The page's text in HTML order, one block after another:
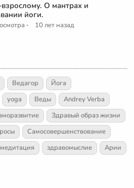
О мантрах и
йоги.
· 10 лет назад
Ведагор
Йога
yoga Веды
Andrey Verba
Здравый образ жизни
Самосовершенствование
медитация здравомыслие
Арии